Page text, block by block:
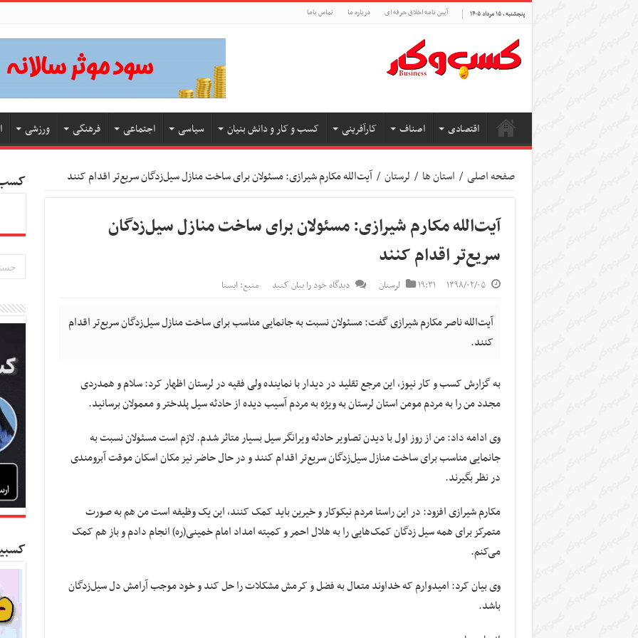
پنجشنبه , ۱۵ مرداد ۱۴۰۵ آیین نامه اخلاق حرفه ای درباره ما تماس باما
اقتصادی اصناف کارآفرینی کسب و کار و دانش بنیان سیاسی اجتماعی فرهنگی ورزشی
صفحه اصلی / استان ها / لرستان / آیت‌الله مکارم شیرازی: مسئولان برای ساخت منازل سیل‌زدگان سریع‌تر اقدام کنند
آیت‌الله مکارم شیرازی: مسئولان برای ساخت منازل سیل‌زدگان
سریع‌تر اقدام کنند
۱۳۹۸/۰۲/۰۵ ۱۹:۳۱ لرستان دیدگاه خود را بیان کنید منبع: ایسنا
آیت‌الله ناصر مکارم شیرازی گفت: مسئولان نسبت به جانمایی مناسب برای ساخت منازل سیل‌زدگان سریع‌تر اقدام
کنند.
به گزارش کسب و کار نیوز، این مرجع تقلید در دیدار با نماینده ولی فقیه در لرستان اظهار کرد: سلام و همدردی
مجدد من را به مردم مومن استان لرستان به ویژه به مردم آسیب دیده از حادثه سیل پلدختر و معمولان برسانید.
وی ادامه داد: من از روز اول با دیدن تصاویر حادثه ویرانگر سیل بسیار متاثر شدم. لازم است مسئولان نسبت به
جانمایی مناسب برای ساخت منازل سیل‌زدگان سریع‌تر اقدام کنند و در حال حاضر نیز مکان اسکان موقت آبرومندی
در نظر بگیرند.
مکارم شیرازی افزود: در این راستا مردم نیکوکار و خیرین باید کمک کنند، این یک وظیفه است من هم به صورت
متمرکز برای همه سیل زدگان کمک‌هایی را به هلال احمر و کمیته امداد امام خمینی(ره) انجام دادم و باز هم کمک
می‌کنم.
وی بیان کرد: امیدوارم که خداوند متعال به فضل و کرمش مشکلات را حل کند و خود موجب آرامش دل سیل‌زدگان
باشد.
کسب